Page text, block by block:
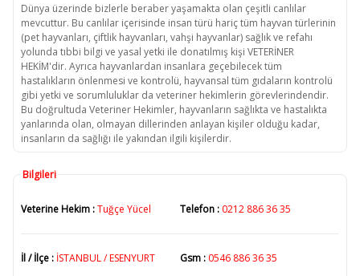
Dünya üzerinde bizlerle beraber yaşamakta olan çeşitli canlılar
mevcuttur. Bu canlılar içerisinde insan türü hariç tüm hayvan türlerinin
(pet hayvanları, çiftlik hayvanları, vahşi hayvanlar) sağlık ve refahı
yolunda tıbbi bilgi ve yasal yetki ile donatılmış kişi VETERİNER
HEKİM'dir. Ayrıca hayvanlardan insanlara geçebilecek tüm
hastalıkların önlenmesi ve kontrolü, hayvansal tüm gıdaların kontrolü
gibi yetki ve sorumluluklar da veteriner hekimlerin görevlerindendir.
Bu doğrultuda Veteriner Hekimler, hayvanların sağlıkta ve hastalıkta
yanlarında olan, olmayan dillerinden anlayan kişiler olduğu kadar,
insanların da sağlığı ile yakından ilgili kişilerdir.
Bilgileri
Veterine Hekim :Tuğçe Yücel Telefon : 0212 886 36 35
İl / İlçe : İSTANBUL / ESENYURT Gsm : 0546 886 36 35